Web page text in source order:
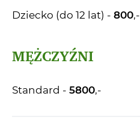
Dziecko (do 12 lat) - 800,-
MĘŻCZYŹNI
Standard - 5800,-